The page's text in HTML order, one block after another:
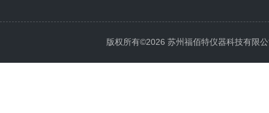
版权所有©2026 苏州福佰特仪器科技有限